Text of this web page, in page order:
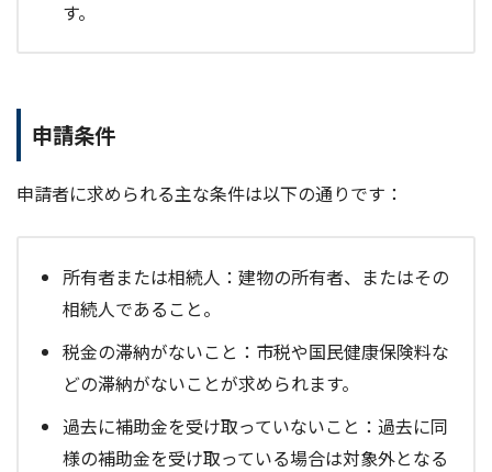
す。
申請条件
申請者に求められる主な条件は以下の通りです：
所有者または相続人：建物の所有者、またはその
相続人であること。
税金の滞納がないこと：市税や国民健康保険料な
どの滞納がないことが求められます。
過去に補助金を受け取っていないこと：過去に同
様の補助金を受け取っている場合は対象外となる